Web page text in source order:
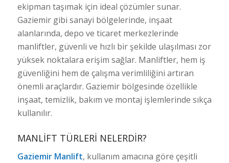
ekipman taşımak için ideal çözümler sunar.
Gaziemir gibi sanayi bölgelerinde, inşaat
alanlarında, depo ve ticaret merkezlerinde
manliftler, güvenli ve hızlı bir şekilde ulaşılması zor
yüksek noktalara erişim sağlar. Manliftler, hem iş
güvenliğini hem de çalışma verimliliğini artıran
önemli araçlardır. Gaziemir bölgesinde özellikle
inşaat, temizlik, bakım ve montaj işlemlerinde sıkça
kullanılır.
MANLIFT TÜRLERI NELERDIR?
Gaziemir Manlift, kullanım amacına göre çeşitli